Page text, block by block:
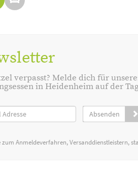
verpasst? Melde dich für
in Heidenheim auf der
Absenden
zum Anmeldeverfahren, Versanddienstleistern,